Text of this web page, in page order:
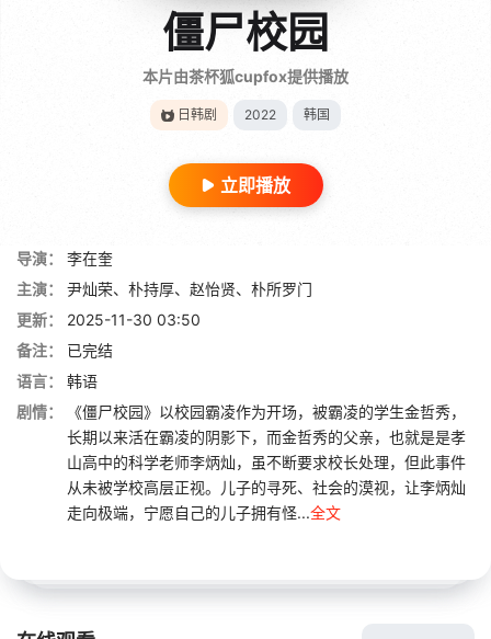
僵尸校园
本片由茶杯狐cupfox提供播放
日韩剧 2022 韩国
立即播放
导演：
李在奎
主演：
尹灿荣、朴持厚、赵怡贤、朴所罗门
更新：
2025-11-30 03:50
备注：
已完结
语言：
韩语
剧情：
《僵尸校园》以校园霸凌作为开场，被霸凌的学生金哲秀，
长期以来活在霸凌的阴影下，而金哲秀的父亲，也就是是孝
山高中的科学老师李炳灿，虽不断要求校长处理，但此事件
从未被学校高层正视。儿子的寻死、社会的漠视，让李炳灿
走向极端，宁愿自己的儿子拥有怪...全文